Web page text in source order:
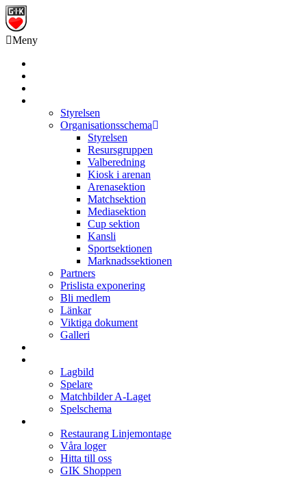
Meny
Styrelsen
Organisationsschema
Styrelsen
Resursgruppen
Valberedning
Kiosk i arenan
Arenasektion
Matchsektion
Mediasektion
Cup sektion
Kansli
Sportsektionen
Marknadssektionen
Partners
Prislista exponering
Bli medlem
Länkar
Viktiga dokument
Galleri
Lagbild
Spelare
Matchbilder A-Laget
Spelschema
Restaurang Linjemontage
Våra loger
Hitta till oss
GIK Shoppen